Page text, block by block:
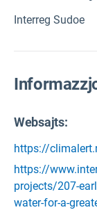
Interreg Sudoe
Websajts:
https://
https://
projects/207-
water-for-a-